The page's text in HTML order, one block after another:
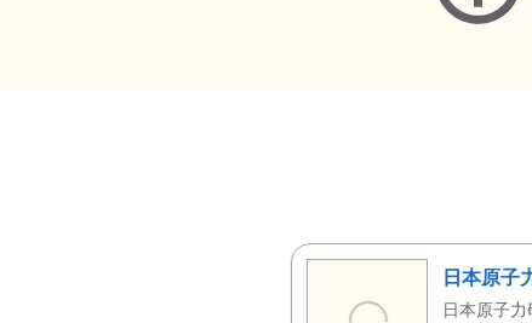
日本原子
日本原子